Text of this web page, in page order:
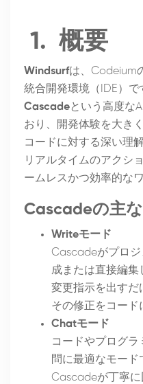
1. 概要
Windsurfは、Codeium
統合開発環境（IDE）で
Cascadeという高度な
おり、開発体験を大き
コードに対する深い理
リアルタイムのアクシ
ームレスかつ効率的な
Cascadeの主
Writeモード
Cascadeがプロ
成または直接編集
変更指示を出す
その修正をコード
Chatモード
コードやプログ
問に最適なモード
Cascadeが丁寧に